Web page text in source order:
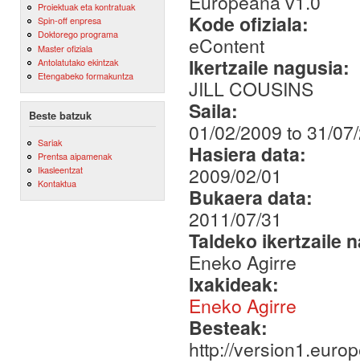
Proiektuak eta kontratuak
Spin-off enpresa
Doktorego programa
Master ofiziala
Antolatutako ekintzak
Etengabeko formakuntza
Beste batzuk
Sariak
Prentsa aipamenak
Ikasleentzat
Kontaktua
Kode ofiziala:
eContent
Ikertzaile nagusia:
JILL COUSINS
Saila:
01/02/2009 to 31/
Hasiera data:
2009/02/01
Bukaera data:
2011/07/31
Taldeko ikertzaile
Eneko Agirre
Ixakideak:
Eneko Agirre
Besteak:
http://